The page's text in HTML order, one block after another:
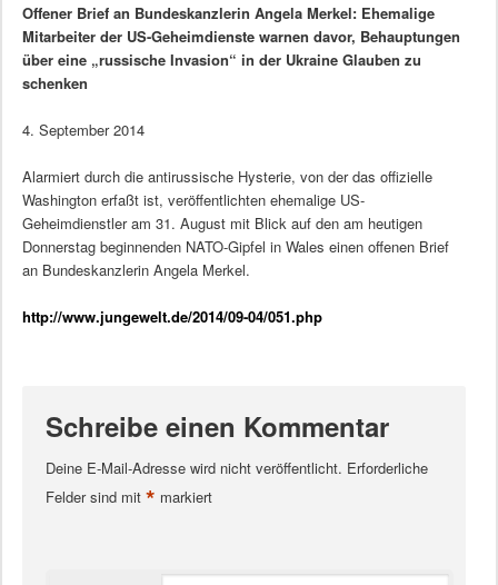
Offener Brief an Bundeskanzlerin Angela Merkel: Ehemalige
Mitarbeiter der US-Geheimdienste warnen davor, Behauptungen
über eine „russische Invasion“ in der Ukraine Glauben zu
schenken
4. September 2014
Alarmiert durch die antirussische Hysterie, von der das offizielle
Washington erfaßt ist, veröffentlichten ehemalige US-
Geheimdienstler am 31. August mit Blick auf den am heutigen
Donnerstag beginnenden NATO-Gipfel in Wales einen offenen Brief
an Bundeskanzlerin Angela Merkel.
http://www.jungewelt.de/2014/09-04/051.php
Schreibe einen Kommentar
Deine E-Mail-Adresse wird nicht veröffentlicht. Erforderliche
Felder sind mit * markiert